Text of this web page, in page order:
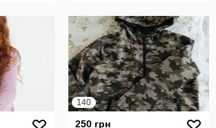
140
250 грн